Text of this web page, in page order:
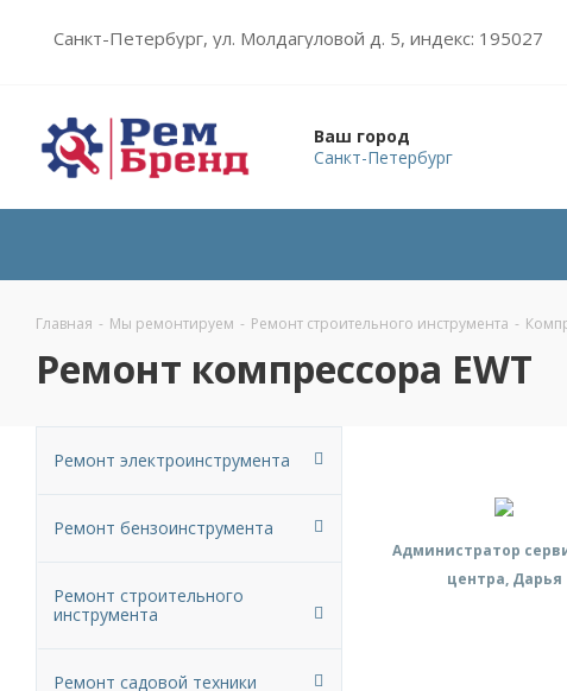
Санкт-Петербург, ул. Молдагуловой д. 5, индекс: 195027
Ваш город
Санкт-Петербург
Главная - Мы ремонтируем - Ремонт строительного инструмента -
Ремонт компрессора EWT
Администратор
центра, Дарья
Ремонт электроинструмента
Ремонт бензоинструмента
Ремонт строительного
инструмента
Ремонт садовой техники